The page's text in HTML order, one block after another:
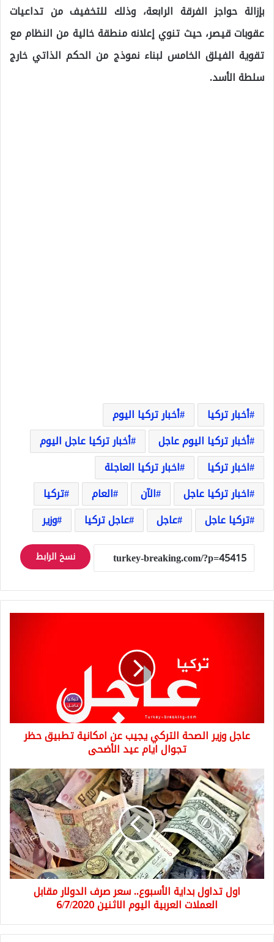
بإزالة حواجز الفرقة الرابعة، وذلك للتخفيف من تداعيات
عقوبات قيصر، حيث تنوي إعلانه منطقة خالية من النظام مع
تقوية الفيلق الخامس لبناء نموذج من الحكم الذاتي خارج
سلطة الأسد.
أخبار تركيا
أخبار تركيا اليوم
أخبار تركيا اليوم عاجل
أخبار تركيا عاجل اليوم
اخبار تركيا
اخبار تركيا العاجلة
اخبار تركيا عاجل
الآن العام
تركيا
تركيا عاجل
عاجل عاجل تركيا وزير
نسخ الرابط
حظر
تجوال
الأضحى
عاجل وزير الصحة التركي يجيب عن امكانية تطبيق حظر
تجوال ايام عيد الأضحى
اول
تداول
بداية
الأسبوع..
سعر
صرف
الدولار
مقابل
العملات
6/7/2020
اول تداول بداية الأسبوع.. سعر صرف الدولار مقابل
العملات العربية اليوم الاثنين 6/7/2020